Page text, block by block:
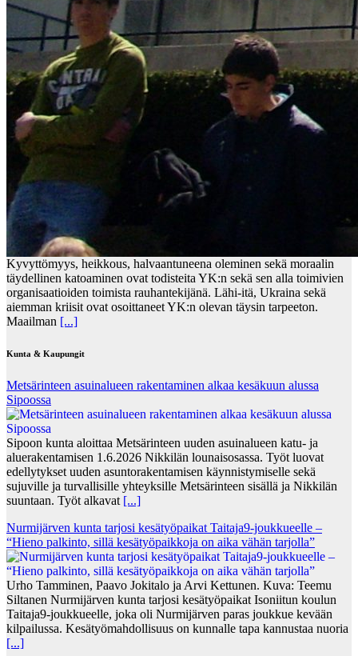
Kyvyttömyys, heikkous, halvaantuneena oleminen sekä moraalin
täydellinen katoaminen ovat todisteita YK:n sekä sen alla toimivien
organisaatioiden toimista rauhantekijänä. Lähi-itä, Ukraina sekä
aiemman kriisit ovat osoittaneet YK:n olevan täysin tarpeeton.
Maailman [...]
Kunta & Kaupungit
Metsärinteen asuinalueen rakentaminen alkaa kesäkuun alussa
Sipoossa
Sipoon kunta aloittaa Metsärinteen uuden asuinalueen katu- ja
aluerakentamisen 1.6.2026 Nikkilän lounaisosassa. Työt luovat
edellytykset uuden asuntorakentamisen käynnistymiselle sekä
sujuville ja turvallisille yhteyksille Metsärinteen sisällä ja Nikkilän
suuntaan. Työt alkavat [...]
Nurmijärven kunta tarjosi kesätyöpaikat Taitaja9-joukkueelle –
“Hieno palkinto, sillä kesätyöpaikkoja on aika vähän tarjolla”
Urho Tamminen, Paavo Jokitalo ja Arvi Kettunen. Kuva: Teemu
Siltanen Nurmijärven kunta tarjosi kesätyöpaikat Isoniitun koulun
Taitaja9-joukkueelle, joka oli Nurmijärven paras joukkue kevään
kilpailussa. Kesätyömahdollisuus on kunnalle tapa kannustaa nuoria
[...]